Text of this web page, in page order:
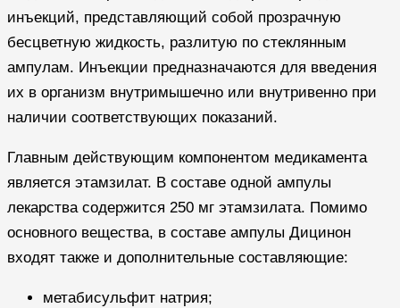
инъекций, представляющий собой прозрачную
бесцветную жидкость, разлитую по стеклянным
ампулам. Инъекции предназначаются для введения
их в организм внутримышечно или внутривенно при
наличии соответствующих показаний.
Главным действующим компонентом медикамента
является этамзилат. В составе одной ампулы
лекарства содержится 250 мг этамзилата. Помимо
основного вещества, в составе ампулы Дицинон
входят также и дополнительные составляющие:
метабисульфит натрия;